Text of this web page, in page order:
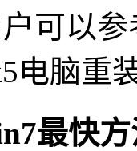
可以
电脑重
最快方